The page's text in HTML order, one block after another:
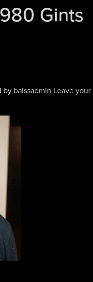
Gints
by balssadmin Leave your